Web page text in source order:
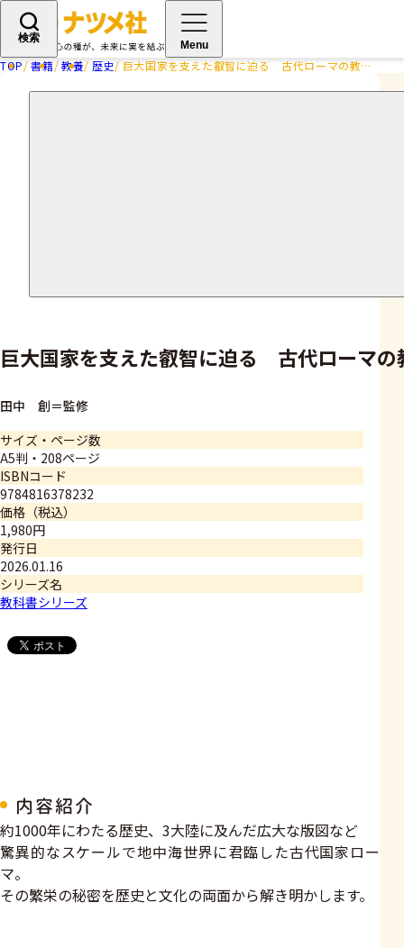
検索
Menu
TOP 書籍 教養 歴史 巨大国家を支えた叡智に迫る 古代ローマの教科書
巨大国家を支えた叡智に迫る 古代ローマの
田中 創＝監修
サイズ・ページ数
A5判・208ページ
ISBNコード
9784816378232
価格（税込）
1,980円
発行日
2026.01.16
シリーズ名
教科書シリーズ
内容紹介
約1000年にわたる歴史、3大陸に及んだ広大な版図など
驚異的なスケールで地中海世界に君臨した古代国家ロー
マ。
その繁栄の秘密を歴史と文化の両面から解き明かします。